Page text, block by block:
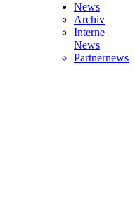
News
Archiv
Interne
News
Partnernews